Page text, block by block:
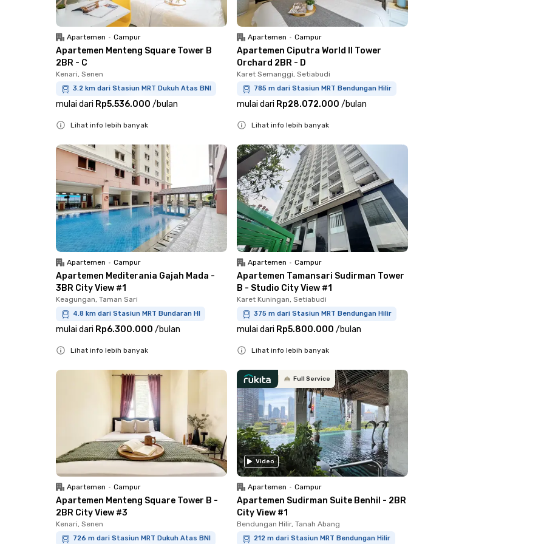
Apartemen • Campur
Apartemen Menteng Square Tower B
2BR - C
Kenari, Senen
3.2 km dari Stasiun MRT Dukuh Atas BNI
mulai dari Rp5.536.000 /bulan
Lihat info lebih banyak
Apartemen • Campur
Apartemen Ciputra World II Tower
Orchard 2BR - D
Karet Semanggi, Setiabudi
785 m dari Stasiun MRT Bendungan Hilir
mulai dari Rp28.072.000 /bulan
Lihat info lebih banyak
Apartemen • Campur
Apartemen Mediterania Gajah Mada -
3BR City View #1
Keagungan, Taman Sari
4.8 km dari Stasiun MRT Bundaran HI
mulai dari Rp6.300.000 /bulan
Lihat info lebih banyak
Apartemen • Campur
Apartemen Tamansari Sudirman Tower
B - Studio City View #1
Karet Kuningan, Setiabudi
375 m dari Stasiun MRT Bendungan Hilir
mulai dari Rp5.800.000 /bulan
Lihat info lebih banyak
Apartemen • Campur
Apartemen Menteng Square Tower B -
2BR City View #3
Kenari, Senen
726 m dari Stasiun MRT Dukuh Atas BNI
Full Service
Video
Apartemen • Campur
Apartemen Sudirman Suite Benhil - 2BR
City View #1
Bendungan Hilir, Tanah Abang
212 m dari Stasiun MRT Bendungan Hilir